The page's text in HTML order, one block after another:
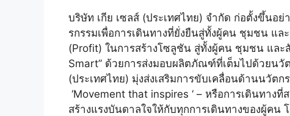
บริษัท เกีย เซลส์ (ประเทศไทย) จำกัด ก่อตั้งขึ้นอ
รกรรมเพื่อการเดินทางที่ยั่งยืนสู่ทั้งผู้คน ชุมชน แ
(Profit) ในการสร้างโซลูชัน สู่ทั้งผู้คน ชุมชน แล
Smart” ด้วยการส่งมอบผลิตภัณฑ์ที่เต็มไปด้วยน
(ประเทศไทย) มุ่งส่งเสริมการขับเคลื่อนด้านนวัต
‘Movement that inspires ‘ – หรือการเดินทา
สร้างแรงบันดาลใจให้กับทุกการเดินทางของผู้